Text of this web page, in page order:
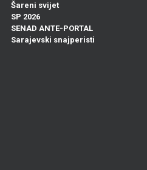
Šareni svijet
SP 2026
SENAD ANTE-PORTAL
Sarajevski snajperisti